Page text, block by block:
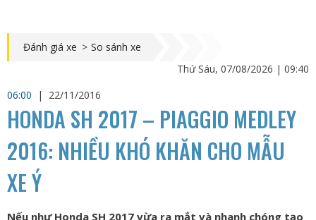
Đánh giá xe > So sánh xe
Thứ Sáu, 07/08/2026 | 09:40
06:00
| 22/11/2016
HONDA SH 2017 – PIAGGIO MEDLEY
2016: NHIỀU KHÓ KHĂN CHO MẪU
XE Ý
Nếu như Honda SH 2017 vừa ra mắt và nhanh chóng tạo